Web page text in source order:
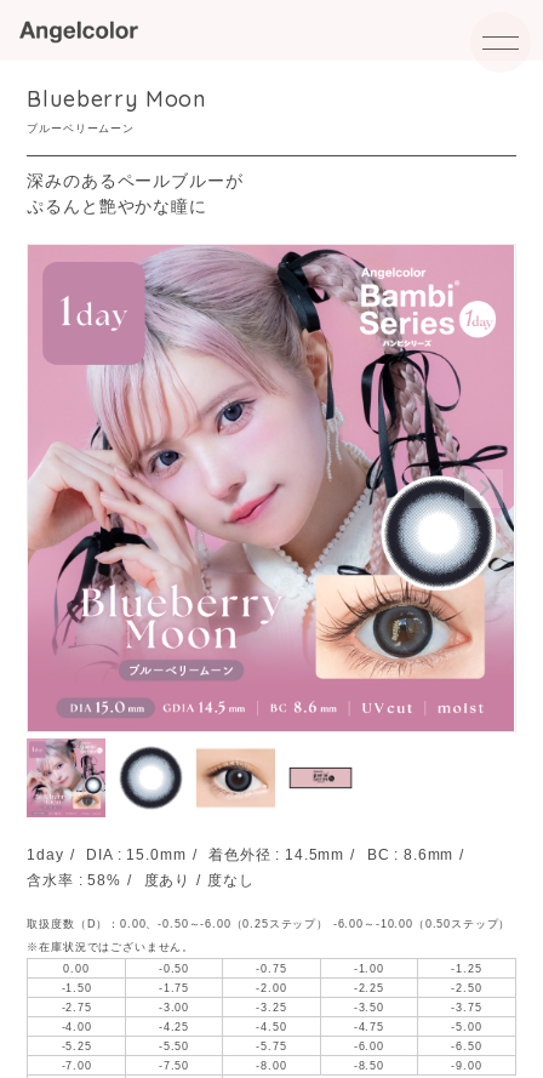
Blueberry Moon
ブルーベリームーン
深みのあるペールブルーが
ぷるんと艶やかな瞳に
1day DIA : 15.0mm 着色外径 : 14.5mm
BC : 8.6mm
含水率 : 58%
度あり 度なし
取扱度数（D）：0.00、-0.50～-6.00（0.25ステップ） -6.00～-10.00（0.50ステップ）
※在庫状況ではございません。
0.00
-0.50 -0.75 -1.00
-1.25
-1.50
-1.75 -2.00 -2.25
-2.50
-2.75
-3.00 -3.25 -3.50
-3.75
-4.00
-4.25 -4.50 -4.75
-5.00
-5.25
-5.50 -5.75 -6.00
-6.50
-7.00
-7.50 -8.00 -8.50
-9.00